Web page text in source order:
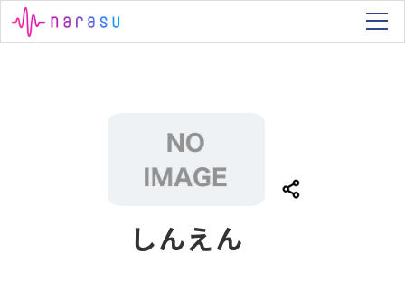
しんえん